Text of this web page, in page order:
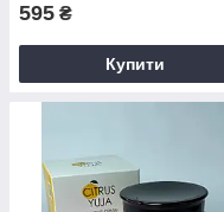
595 ₴
Купити